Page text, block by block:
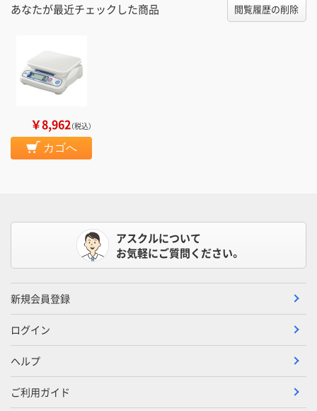
あなたが最近チェックした商品 閲覧履歴の削除
￥8,962（税込）
カゴへ
アスクルについて
お気軽にご質問ください。
新規会員登録
ログイン
ヘルプ
ご利用ガイド